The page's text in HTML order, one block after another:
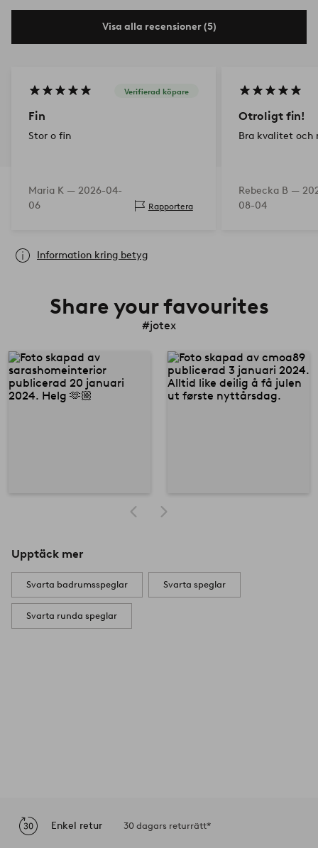
Visa alla recensioner (5)
Verifierad köpare
Fin
Stor o fin
Maria K — 2026-04-
06
Rapportera
Otroligt fin!
Bra kvalitet och
Rebecka B —
08-04
Information kring betyg
Share your favourites
#jotex
Upptäck mer
Svarta badrumsspeglar Svarta speglar
Svarta runda speglar
Enkel retur 30 dagars returrätt*